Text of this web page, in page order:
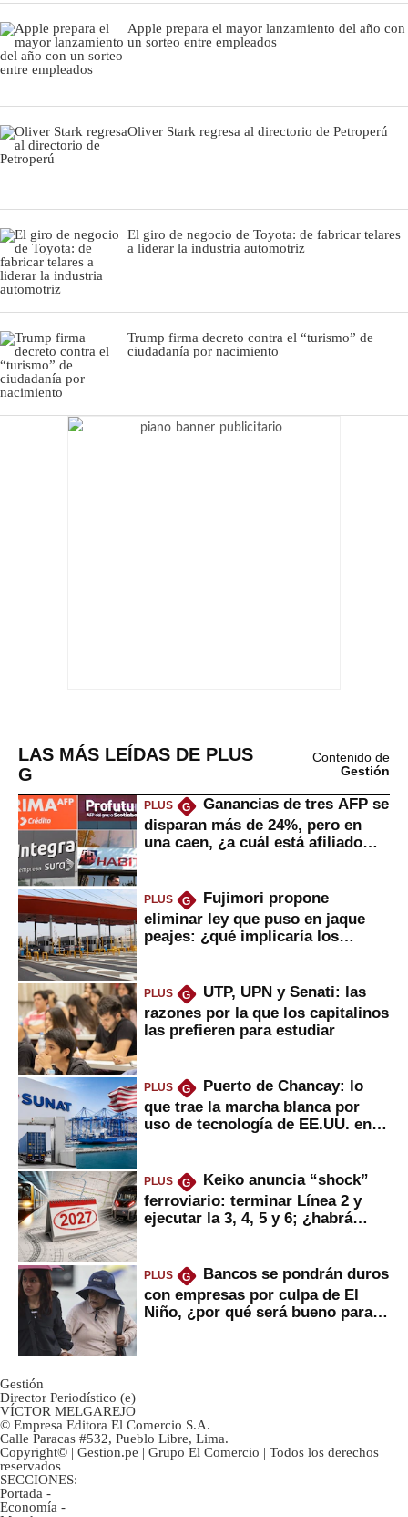
Apple prepara el mayor lanzamiento del año con
un sorteo entre empleados
Oliver Stark regresa al directorio de Petroperú
El giro de negocio de Toyota: de fabricar telares
a liderar la industria automotriz
Trump firma decreto contra el “turismo” de
ciudadanía por nacimiento
LAS MÁS LEÍDAS DE PLUS
G
Contenido de
Gestión
PLUS G
Ganancias de tres AFP se
disparan más de 24%, pero en
una caen, ¿a cuál está afiliado
PLUS G
Fujimori propone
eliminar ley que puso en jaque
peajes: ¿qué implicaría los
PLUS G
UTP, UPN y Senati: las
razones por la que los capitalinos
las prefieren para estudiar
PLUS G
Puerto de Chancay: lo
que trae la marcha blanca por
uso de tecnología de EE.UU. en
PLUS G
Keiko anuncia “shock”
ferroviario: terminar Línea 2 y
ejecutar la 3, 4, 5 y 6; ¿habrá
PLUS G
Bancos se pondrán duros
con empresas por culpa de El
Niño, ¿por qué será bueno para
Gestión
Director Periodístico (e)
VÍCTOR MELGAREJO
© Empresa Editora El Comercio S.A.
Calle Paracas #532, Pueblo Libre, Lima.
Copyright© | Gestion.pe | Grupo El Comercio | Todos los derechos
reservados
SECCIONES:
Portada -
Economía -